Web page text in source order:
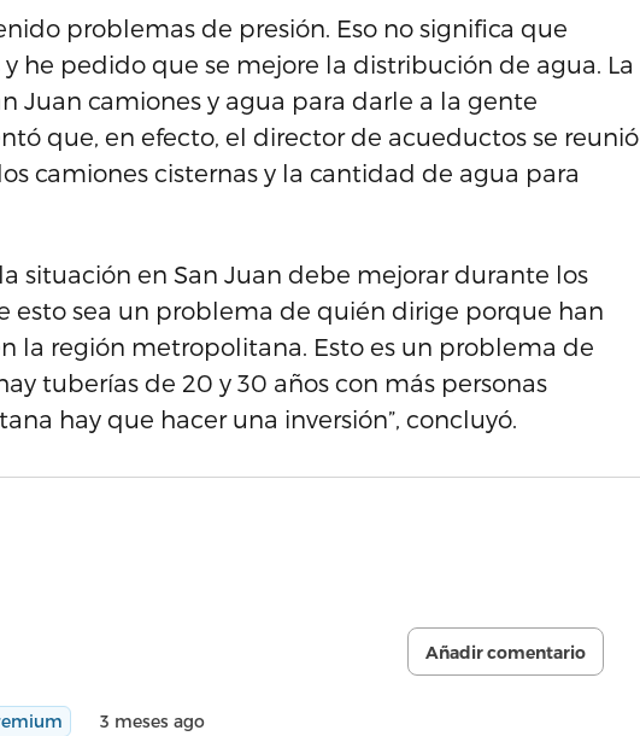
problemas de presión. Eso no significa que
he pedido que se mejore la distribución de agua. La
Juan camiones y agua para darle a la gente
que, en efecto, el director de acueductos se reunió
camiones cisternas y la cantidad de agua para
situación en San Juan debe mejorar durante los
esto sea un problema de quién dirige porque han
la región metropolitana. Esto es un problema de
tuberías de 20 y 30 años con más personas
hay que hacer una inversión”, concluyó.
Añadir comentario
3 meses ago